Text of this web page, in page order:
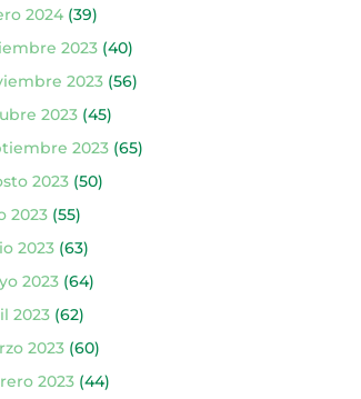
2024(39)
2023(40)
2023(56)
2023(45)
2023(65)
2023(50)
2023(55)
2023(63)
2023(64)
2023(62)
2023(60)
2023(44)